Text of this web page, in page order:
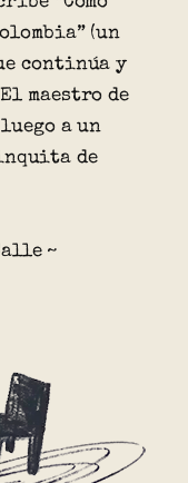
(un
continúa y
maestro de
a un
de
~